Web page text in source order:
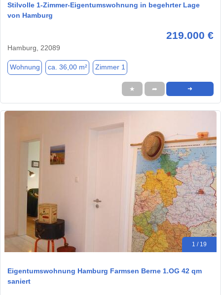
Stilvolle 1-Zimmer-Eigentumswohnung in begehrter Lage
von Hamburg
219.000 €
Hamburg, 22089
Wohnung ca. 36,00 m² Zimmer 1
★ ➦ ➜
1 / 19
Eigentumswohnung Hamburg Farmsen Berne 1.OG 42 qm
saniert